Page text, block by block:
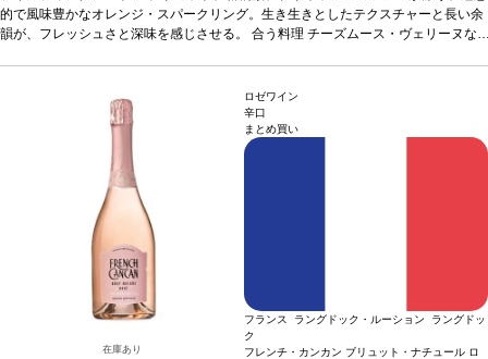
ガニック
的で風味豊かなオレンジ・スパークリング。生き生きとしたテクスチャーと長い余
韻が、フレッシュさと深味を感じさせる。 合う料理 チーズムース・ヴェリーヌな
在庫あり
ロゼワイン
辛口
まとめ買い
フランス ラングドック・ルーション ラングドッ
ク
フレンチ・カンカン ブリュット・ナチュール ロ